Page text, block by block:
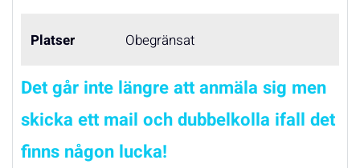
Platser Obegränsat
Det går inte längre att anmäla sig men
skicka ett mail och dubbelkolla ifall det
finns någon lucka!